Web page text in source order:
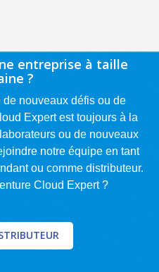
entreprise à taille
?
nouveaux défis ou de
Expert est toujours à la
ou de nouveaux
notre équipe en tant
ou comme distributeur.
Cloud Expert ?